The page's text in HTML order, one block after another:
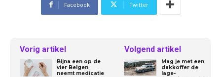
Facebook Twitter
Vorig artikel
Bijna een op de
vier Belgen
neemt medicatie
Volgend artikel
Mag je met een
dakkoffer de
lage-